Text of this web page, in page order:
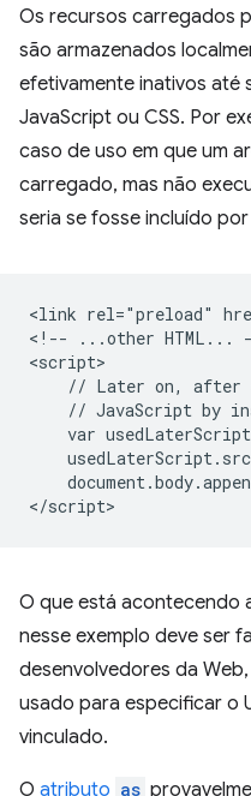
Os recursos carregados
são armazenados
efetivamente inativos até
JavaScript ou CSS. Por
caso de uso em que um
carregado, mas não
seria se fosse incluído
<link rel="preload"
<!-- ...other HTML...
<script>
// Later on, after
// JavaScript by
var
O que está acontecendo
nesse exemplo deve ser
desenvolvedores da
usado para especificar o
vinculado.
O atributo as